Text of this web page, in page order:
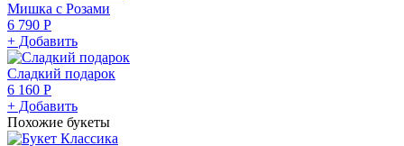
Мишка с Розами
6 790 Р
+ Добавить
Сладкий подарок
6 160 Р
+ Добавить
Похожие букеты